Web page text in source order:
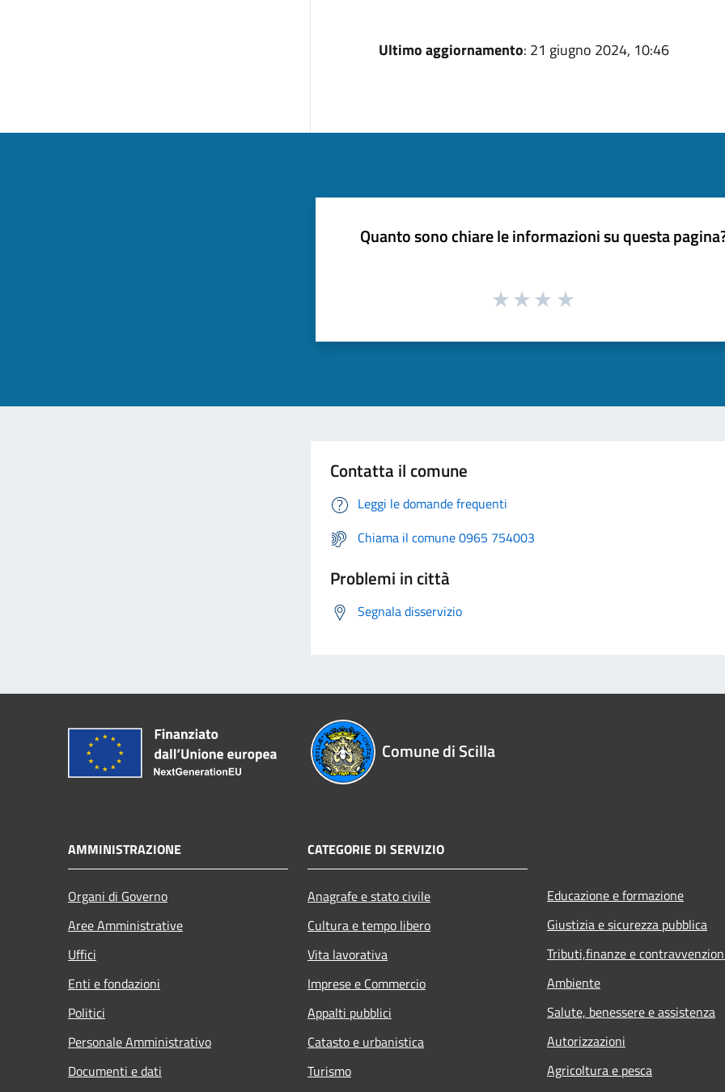
Ultimo aggiornamento: 21 giugno 2024, 10:46
Quanto sono chiare le informazioni su questa
Contatta il comune
Leggi le domande frequenti
Chiama il comune 0965 754003
Problemi in città
Segnala disservizio
Comune di Scilla
AMMINISTRAZIONE
Organi di Governo
Aree Amministrative
Uffici
Enti e fondazioni
Politici
Personale Amministrativo
Documenti e dati
CATEGORIE DI SERVIZIO
Anagrafe e stato civile
Cultura e tempo libero
Vita lavorativa
Imprese e Commercio
Appalti pubblici
Catasto e urbanistica
Turismo
Educazione e formazione
Giustizia e sicurezza pubblica
Tributi,finanze e
Ambiente
Salute, benessere e assistenza
Autorizzazioni
Agricoltura e pesca